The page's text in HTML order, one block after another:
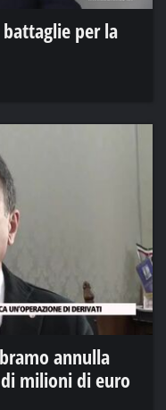
per la
annulla
milioni di euro